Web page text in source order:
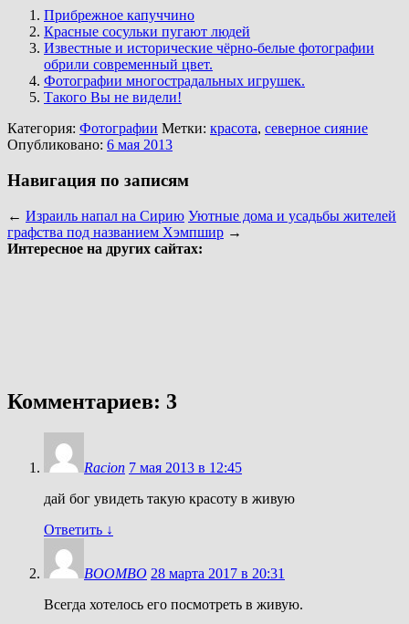
Прибрежное капуччино
Красные сосульки пугают людей
Известные и исторические чёрно-белые фотографии
обрили современный цвет.
Фотографии многострадальных игрушек.
Такого Вы не видели!
Категория: Фотографии Метки: красота, северное сияние
Опубликовано: 6 мая 2013
Навигация по записям
← Израиль напал на Сирию Уютные дома и усадьбы жителей
графства под названием Хэмпшир →
Интересное на других сайтах:
Комментариев: 3
Racion 7 мая 2013 в 12:45
дай бог увидеть такую красоту в живую
Ответить ↓
BOOMBO 28 марта 2017 в 20:31
Всегда хотелось его посмотреть в живую.